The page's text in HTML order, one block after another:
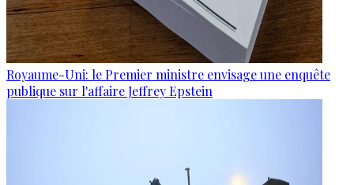
Royaume-Uni: le Premier ministre envisage une enquête
publique sur l'affaire Jeffrey Epstein